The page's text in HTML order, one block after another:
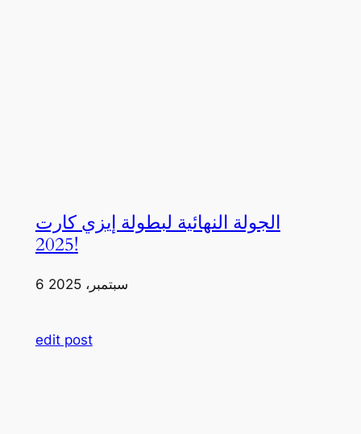
الجولة النهائية لبطولة إيزي كارت
2025!
6 سبتمبر، 2025
edit post